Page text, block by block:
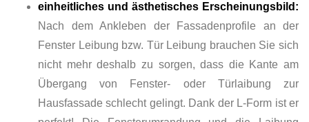
einheitliches und ästhetisches Erscheinungsbild:
Nach dem Ankleben der Fassadenprofile an der
Fenster Leibung bzw. Tür Leibung brauchen Sie sich
nicht mehr deshalb zu sorgen, dass die Kante am
Übergang von Fenster- oder Türlaibung zur
Hausfassade schlecht gelingt. Dank der L-Form ist er